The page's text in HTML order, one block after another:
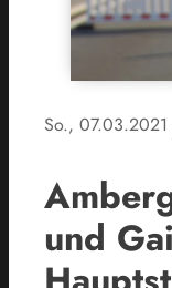
So., 07.03.2021
und